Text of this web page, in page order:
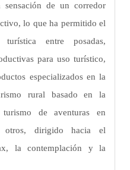
sensación de un corredor
lo que ha permitido el
entre posadas,
para uso turístico,
especializados en la
rural basado en la
de aventuras en
otros, dirigido hacia el
la contemplación y la